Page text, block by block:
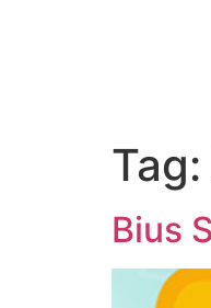
Tag:
Bius